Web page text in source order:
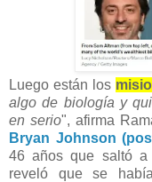
Luego están los
algo de biología y
en serio", afirma
Bryan Johnson
46 años que saltó a
reveló que se